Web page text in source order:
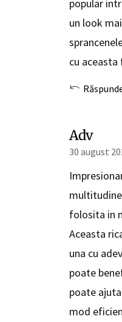
popular
un look
cu aceasta
Adv
30 august
folosita in
Aceasta
una cu
poate
poate
mod